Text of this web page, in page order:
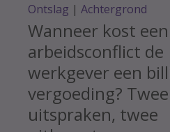
Ontslag | Achtergrond
Wanneer kost een
arbeidsconflict de
werkgever een
vergoeding? Twee
uitspraken, twee